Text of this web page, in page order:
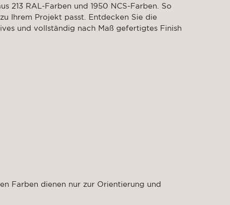
213 RAL-Farben und 1950 NCS-Farben. So
Ihrem Projekt passt. Entdecken Sie die
und vollständig nach Maß gefertigtes Finish
Farben dienen nur zur Orientierung und